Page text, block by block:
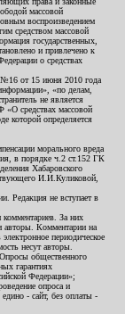
массовой
воспроизведением
средством массовой
государственных,
и привлечено к
о средствах
от 15 июня 2010 года
«по делам,
не является
«О средствах массовой
которой определяется
морального вреда
в порядке ч.2 ст.152 ГК
Хабаровского
И.И.Куликовой,
Редакция не вступает в
комментариев. За них
авторы. Комментарии на
периодическое
несут авторы.
общественного
гарантиях
Федерации»;
опроса и
- сайт, без оплаты -